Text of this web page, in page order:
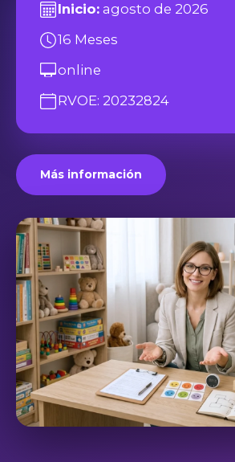
Inicio: agosto de 2026
16 Meses
online
RVOE: 20232824
Más información